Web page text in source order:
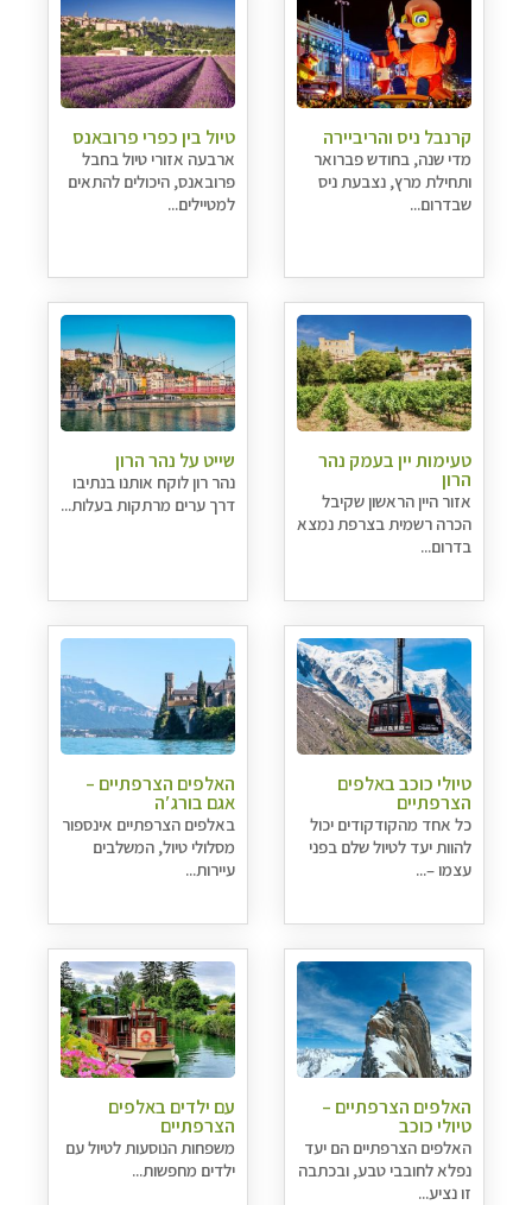
קרנבל ניס והריביירה
מדי שנה, בחודש פברואר
ותחילת מרץ, נצבעת ניס
שבדרום...
טיול בין כפרי פרובאנס
ארבעה אזורי טיול בחבל
פרובאנס, היכולים להתאים
למטיילים...
טעימות יין בעמק נהר
הרון
אזור היין הראשון שקיבל
הכרה רשמית בצרפת נמצא
בדרום...
שייט על נהר הרון
נהר רון לוקח אותנו בנתיבו
דרך ערים מרתקות בעלות...
טיולי כוכב באלפים
הצרפתיים
כל אחד מהקודקודים יכול
להוות יעד לטיול שלם בפני
עצמו –...
האלפים הצרפתיים –
אגם בורג′ה
באלפים הצרפתיים אינספור
מסלולי טיול, המשלבים
עיירות...
האלפים הצרפתיים –
טיולי כוכב
האלפים הצרפתיים הם יעד
נפלא לחובבי טבע, ובכתבה
זו נציע...
עם ילדים באלפים
הצרפתיים
משפחות הנוסעות לטיול עם
ילדים מחפשות...